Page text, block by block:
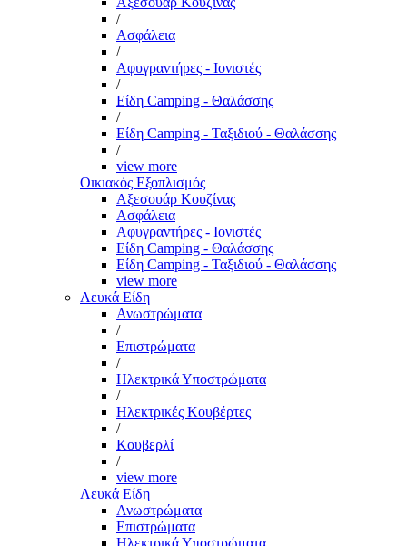
/
Ασφάλεια
/
Αφυγραντήρες - Ιονιστές
/
Είδη Camping - Θαλάσσης
/
Είδη Camping - Ταξιδιού - Θαλάσσης
/
view more
Οικιακός Εξοπλισμός
Αξεσουάρ Κουζίνας
Ασφάλεια
Αφυγραντήρες - Ιονιστές
Είδη Camping - Θαλάσσης
Είδη Camping - Ταξιδιού - Θαλάσσης
view more
Λευκά Είδη
Ανωστρώματα
/
Επιστρώματα
/
Ηλεκτρικά Υποστρώματα
/
Ηλεκτρικές Κουβέρτες
/
Κουβερλί
/
view more
Λευκά Είδη
Ανωστρώματα
Επιστρώματα
Ηλεκτρικά Υποστρώματα